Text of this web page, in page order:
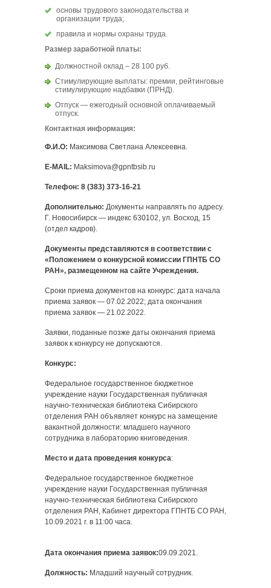
основы трудового законодательства и
организации труда;
правила и нормы охраны труда.
Размер заработной платы:
Должностной оклад – 28 100 руб.
Стимулирующие выплаты: премии, рейтинговые
стимулирующие надбавки (ПРНД).
Отпуск — ежегодный основной оплачиваемый
отпуск.
Контактная информация:
Ф.И.О: Максимова Светлана Алексеевна.
E-MAIL: Maksimova@gpntbsib.ru
Телефон: 8 (383) 373-16-21
Дополнительно: Документы направлять по адресу.
Г. Новосибирск — индекс 630102, ул. Восход, 15
(отдел кадров).
Документы представляются в соответствии с
«Положением о конкурсной комиссии ГПНТБ СО
РАН», размещенном на сайте Учреждения.
Сроки приема документов на конкурс: дата начала
приема заявок — 07.02.2022; дата окончания
приема заявок — 21.02.2022.
Заявки, поданные позже даты окончания приема
заявок к конкурсу не допускаются.
Конкурс:
Федеральное государственное бюджетное
учреждение науки Государственная публичная
научно-техническая библиотека Сибирского
отделения РАН объявляет конкурс на замещение
вакантной должности: младшего научного
сотрудника в лабораторию книговедения.
Место и дата проведения конкурса:
Федеральное государственное бюджетное
учреждение науки Государственная публичная
научно-техническая библиотека Сибирского
отделения РАН, Кабинет директора ГПНТБ СО РАН,
10.09.2021 г. в 11:00 часа.
Дата окончания приема заявок:09.09.2021.
Должность: Младший научный сотрудник.